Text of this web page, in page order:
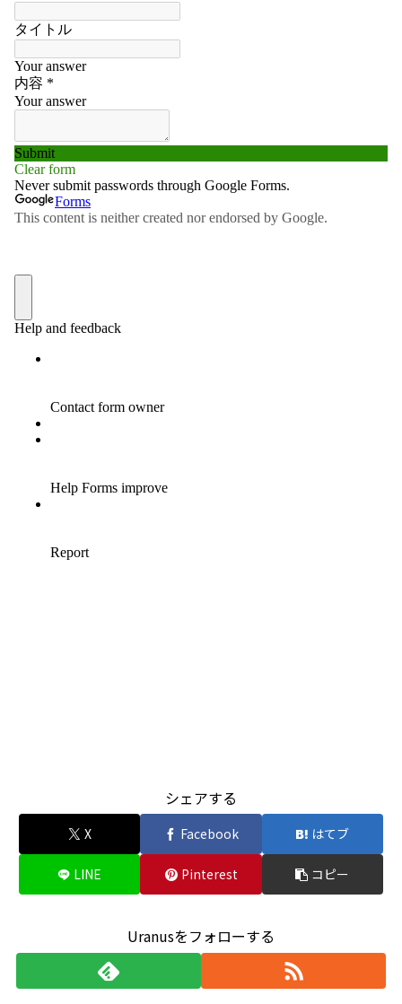
シェアする
X Facebook はてブ
LINE Pinterest コピー
Uranusをフォローする